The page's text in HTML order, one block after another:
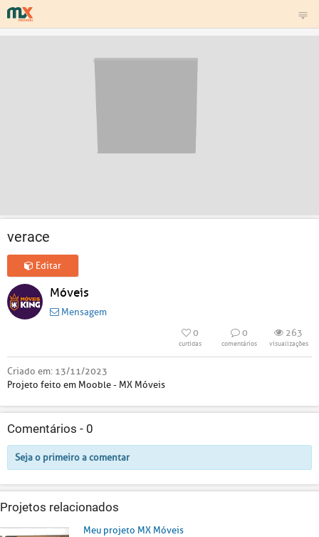
verace
Editar
Móveis
Mensagem
0
curtidas
0
comentários
263
visualizações
Criado em: 13/11/2023
Projeto feito em Mooble - MX Móveis
Comentários - 0
Seja o primeiro a comentar
Projetos relacionados
Meu projeto MX Móveis